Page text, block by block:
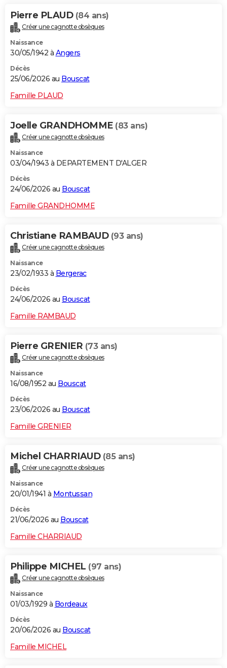
Pierre PLAUD (84 ans)
Créer une cagnotte obsèques
Naissance
30/05/1942 à Angers
Décès
25/06/2026 au Bouscat
Famille PLAUD
Joelle GRANDHOMME (83 ans)
Créer une cagnotte obsèques
Naissance
03/04/1943 à DEPARTEMENT D'ALGER
Décès
24/06/2026 au Bouscat
Famille GRANDHOMME
Christiane RAMBAUD (93 ans)
Créer une cagnotte obsèques
Naissance
23/02/1933 à Bergerac
Décès
24/06/2026 au Bouscat
Famille RAMBAUD
Pierre GRENIER (73 ans)
Créer une cagnotte obsèques
Naissance
16/08/1952 au Bouscat
Décès
23/06/2026 au Bouscat
Famille GRENIER
Michel CHARRIAUD (85 ans)
Créer une cagnotte obsèques
Naissance
20/01/1941 à Montussan
Décès
21/06/2026 au Bouscat
Famille CHARRIAUD
Philippe MICHEL (97 ans)
Créer une cagnotte obsèques
Naissance
01/03/1929 à Bordeaux
Décès
20/06/2026 au Bouscat
Famille MICHEL